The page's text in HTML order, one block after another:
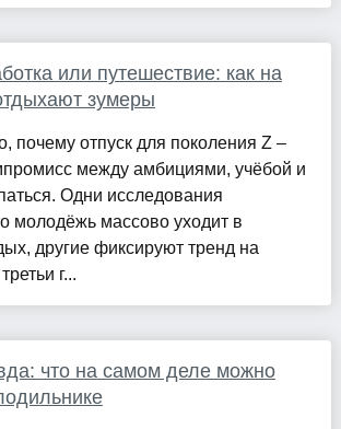
или путешествие: как на
зумеры
почему отпуск для поколения Z –
между амбициями, учёбой и
Одни исследования
молодёжь массово уходит в
другие фиксируют тренд на
г...
что на самом деле можно